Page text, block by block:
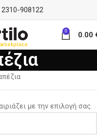
2310-908122
0 0.00
με την επιλογή σας.